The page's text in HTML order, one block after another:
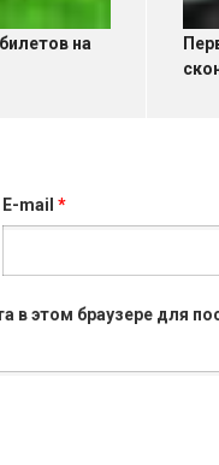
на
E-mail*
в этом браузере для